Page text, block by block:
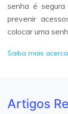
senha é
prevenir
colocar uma
Saiba mais
Artigos